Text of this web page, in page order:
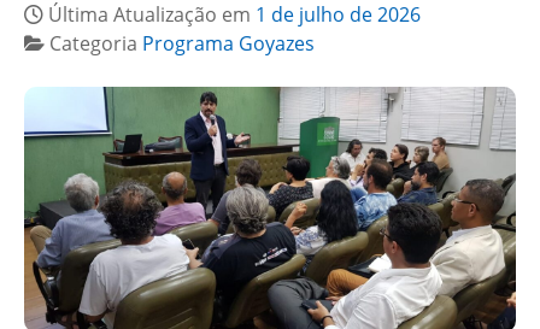
Última Atualização em 1 de julho de 2026
Categoria Programa Goyazes